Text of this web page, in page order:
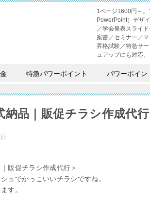
1ページ1600円～。
PowerPoint）デザ
／学会発表スライ
案書／セミナー／
昇格試験／特急サ
ュアップにも対応。
特急パワーポイント パワーポイン
納品｜販促チラシ作成代行
販促チラシ作成代行＞
ュでかっこいいチラシですね。
す。